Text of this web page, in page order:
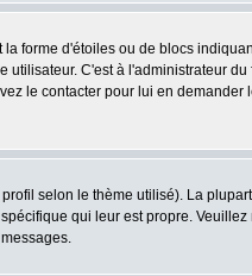
forme d'étoiles ou de blocs
C'est à l'administrateur
le contacter pour lui en demander
selon le thème utilisé). La
qui leur est propre.